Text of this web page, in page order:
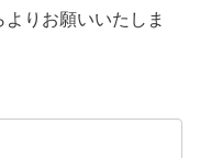
りお願いいたしま